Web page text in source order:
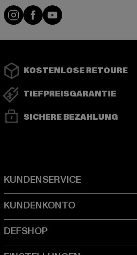
Instagram
FacebookYouTube
KOSTENLOSE RETOURE
TIEFPREISGARANTIE
SICHERE BEZAHLUNG